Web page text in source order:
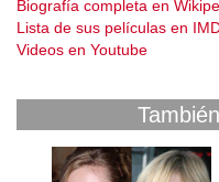
Biografía completa en
Lista de sus películas en
Videos en Youtube